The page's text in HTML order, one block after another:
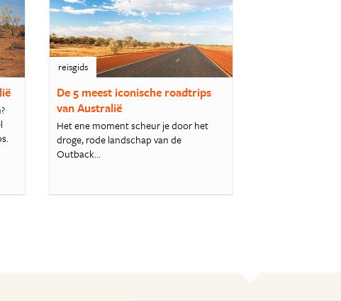
reisgids
De 5 meest iconische roadtrips
van Australië
Het ene moment scheur je door het
droge, rode landschap van de
Outback...